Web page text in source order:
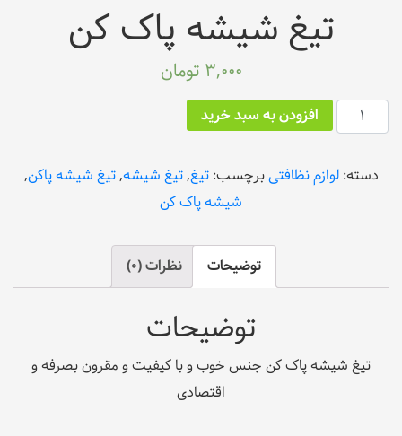
تیغ شیشه پاک کن
3,000 تومان
تعداد افزودن به سبد خرید
دسته:لوازم نظافتیبرچسب:تيغ,تيغ شيشه,تيغ شيشه پاکن,
شيشه پاک کن
توضیحات نظرات (0)
توضیحات
تیغ شیشه پاک کن جنس خوب و با کیفیت و مقرون بصرفه و
اقتصادی